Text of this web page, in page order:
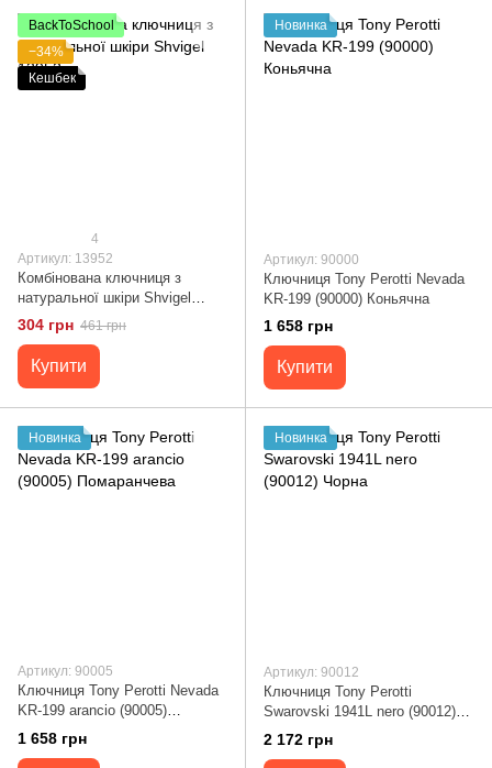
BackToSchool
−34%
Кешбек
4
Артикул: 13952
Комбінована ключниця з
натуральної шкіри Shvigel
13952
304 грн 461 грн
Купити
Новинка
Артикул: 90000
Ключниця Tony Perotti Nevada
KR-199 (90000) Коньячна
1 658 грн
Купити
Новинка
Артикул: 90005
Ключниця Tony Perotti Nevada
KR-199 arancio (90005)
Помаранчева
1 658 грн
Новинка
Артикул: 90012
Ключниця Tony Perotti
Swarovski 1941L nero (90012)
Чорна
2 172 грн